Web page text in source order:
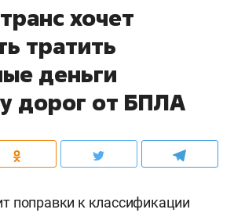
хочет
тратить
деньги
дорог от БПЛА
поправки к классификации